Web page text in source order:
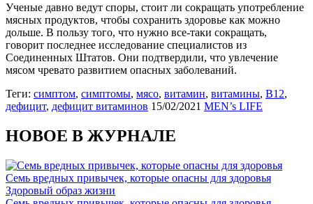
Ученые давно ведут споры, стоит ли сокращать употребление
мясных продуктов, чтобы сохранить здоровье как можно
дольше. В пользу того, что нужно все-таки сокращать,
говорит последнее исследование специалистов из
Соединенных Штатов. Они подтвердили, что увлечение
мясом чревато развитием опасных заболеваний.
Теги: симптом, симптомы, мясо, витамин, витамины, В12,
дефицит, дефицит витаминов 15/02/2021 MEN’s LIFE
НОВОЕ В ЖУРНАЛЕ
Семь вредных привычек, которые опасны для здоровья
Здоровый образ жизни